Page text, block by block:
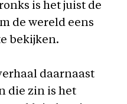
is het juist de
de wereld eens
bekijken.
daarnaast
die zin is het